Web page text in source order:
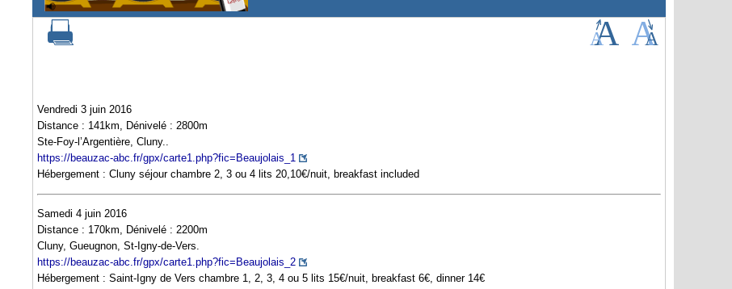
Vendredi 3 juin 2016
Distance : 141km, Dénivelé : 2800m
Ste-Foy-l’Argentière, Cluny..
https://beauzac-abc.fr/gpx/carte1.php?fic=Beaujolais_1
Hébergement : Cluny séjour chambre 2, 3 ou 4 lits 20,10€/nuit, breakfast included
Samedi 4 juin 2016
Distance : 170km, Dénivelé : 2200m
Cluny, Gueugnon, St-Igny-de-Vers.
https://beauzac-abc.fr/gpx/carte1.php?fic=Beaujolais_2
Hébergement : Saint-Igny de Vers chambre 1, 2, 3, 4 ou 5 lits 15€/nuit, breakfast 6€, dinner 14€